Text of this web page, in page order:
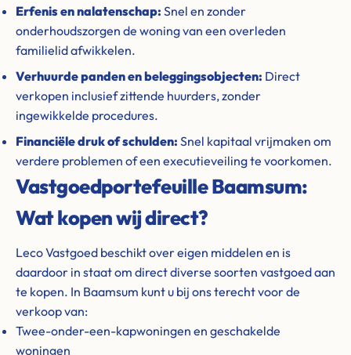
Erfenis en nalatenschap: Snel en zonder
onderhoudszorgen de woning van een overleden
familielid afwikkelen.
Verhuurde panden en beleggingsobjecten: Direct
verkopen inclusief zittende huurders, zonder
ingewikkelde procedures.
Financiële druk of schulden: Snel kapitaal vrijmaken om
verdere problemen of een executieveiling te voorkomen.
Vastgoedportefeuille Baamsum:
Wat kopen wij direct?
Leco Vastgoed beschikt over eigen middelen en is
daardoor in staat om direct diverse soorten vastgoed aan
te kopen. In Baamsum kunt u bij ons terecht voor de
verkoop van:
Twee-onder-een-kapwoningen en geschakelde
woningen